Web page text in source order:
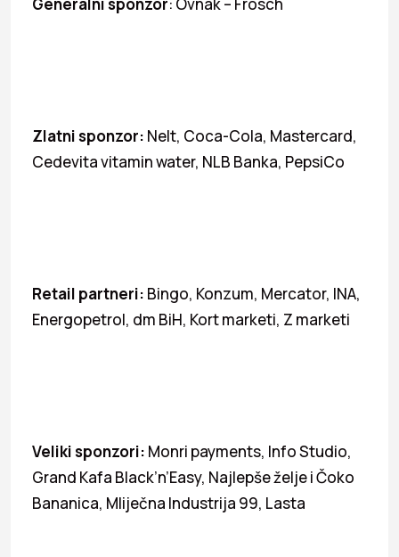
Zlatni sponzor: Nelt, Coca-Cola, Mastercard,
Cedevita vitamin water, NLB Banka, PepsiCo
Retail partneri: Bingo, Konzum, Mercator, INA,
Energopetrol, dm BiH, Kort marketi, Z marketi
Veliki sponzori: Monri payments, Info Studio,
Grand Kafa Black’n’Easy, Najlepše želje i Čoko
Bananica, Mliječna Industrija 99, Lasta